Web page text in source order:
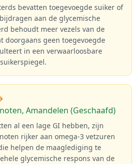
bevatten toegevoegde suiker of
aan de glycemische
behoudt meer vezels van de
doorgaans geen toegevoegde
in een verwaarloosbare
Amandelen (Geschaafd)
al een lage GI hebben, zijn
rijker aan omega-3 vetzuren
helpen de maaglediging te
glycemische respons van de